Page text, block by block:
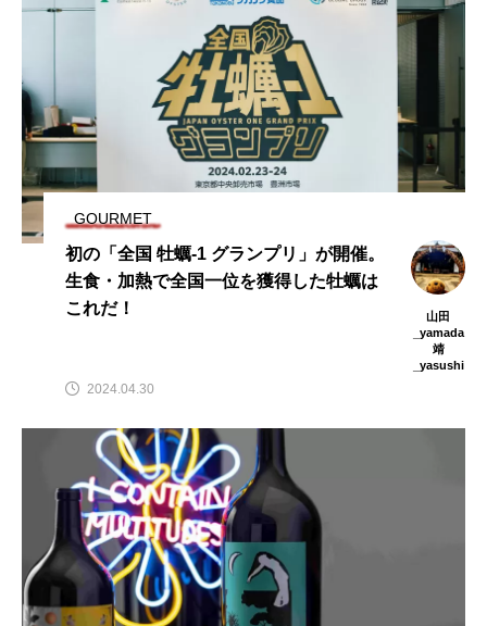
GOURMET
初の「全国 牡蠣-1 グランプリ」が開催。
生食・加熱で全国一位を獲得した牡蠣は
これだ！
山田
_yamada
靖
_yasushi
2024.04.30